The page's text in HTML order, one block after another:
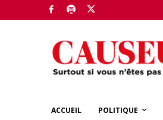
ACCUEIL POLITIQUE